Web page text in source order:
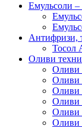
Емульсоли –
Антифризи,
Тосол
Оливи
Оливи
Оливи
Оливи
Оливи
Оливи
Оливи